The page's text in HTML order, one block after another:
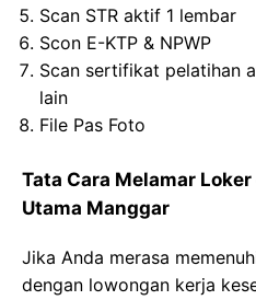
Scan STR aktif 1 lembar
Scon E-KTP & NPWP
Scan sertifikat pelatihan
lain
File Pas Foto
Tata Cara Melamar
Utama Manggar
Jika Anda merasa
dengan lowongan kerja